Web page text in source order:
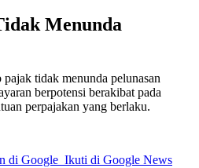
Menunda
tidak menunda pelunasan
berpotensi berakibat pada
perpajakan yang berlaku.
di Google Ikuti di Google News